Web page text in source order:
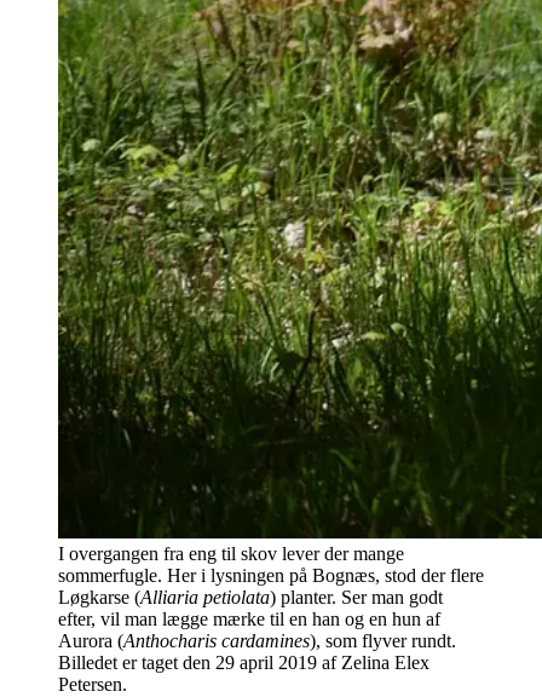
I overgangen fra eng til skov lever der mange
sommerfugle. Her i lysningen på Bognæs, stod der flere
Løgkarse (Alliaria petiolata) planter. Ser man godt
efter, vil man lægge mærke til en han og en hun af
Aurora (Anthocharis cardamines), som flyver rundt.
Billedet er taget den 29 april 2019 af Zelina Elex
Petersen.